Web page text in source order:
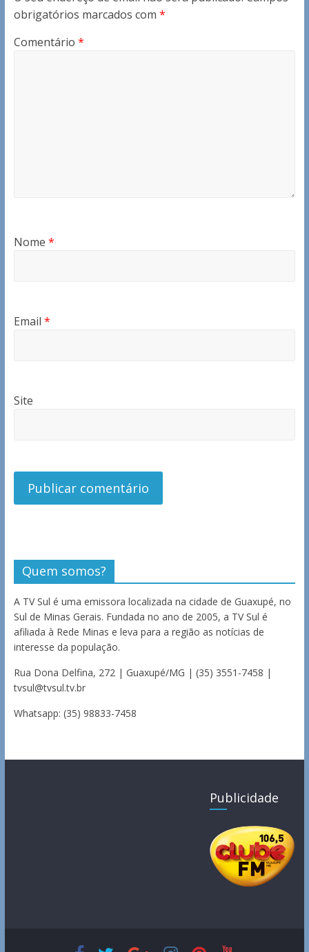
obrigatórios marcados com *
Comentário *
Nome *
Email *
Site
Quem somos?
A TV Sul é uma emissora localizada na cidade de Guaxupé, no
Sul de Minas Gerais. Fundada no ano de 2005, a TV Sul é
afiliada à Rede Minas e leva para a região as notícias de
interesse da população.
Rua Dona Delfina, 272 | Guaxupé/MG | (35) 3551-7458 |
tvsul@tvsul.tv.br
Whatsapp: (35) 98833-7458
Publicidade